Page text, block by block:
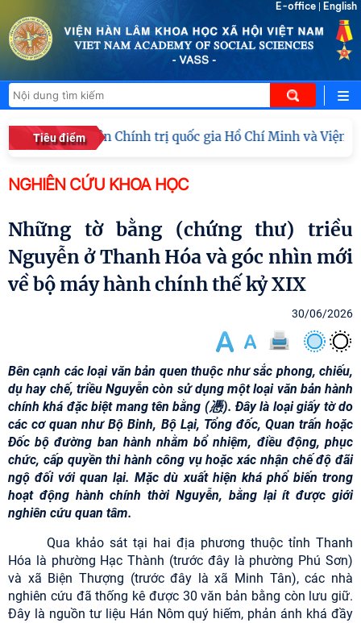
E-office English
Tiêu điểm
tác Học viện Chính trị quốc gia Hồ Chí Minh và Viện
NGHIÊN CỨU KHOA HỌC
Những tờ bằng (chứng thư) triều
Nguyễn ở Thanh Hóa và góc nhìn mới
về bộ máy hành chính thế kỷ XIX
30/06/2026
Bên cạnh các loại văn bản quen thuộc như sắc phong, chiếu,
dụ hay chế, triều Nguyễn còn sử dụng một loại văn bản hành
chính khá đặc biệt mang tên bằng (憑). Đây là loại giấy tờ do
các cơ quan như Bộ Binh, Bộ Lại, Tổng đốc, Quan trấn hoặc
Đốc bộ đường ban hành nhằm bổ nhiệm, điều động, phục
chức, cấp quyền thi hành công vụ hoặc xác nhận chế độ đãi
ngộ đối với quan lại. Mặc dù xuất hiện khá phổ biến trong
hoạt động hành chính thời Nguyễn, bằng lại ít được giới
nghiên cứu quan tâm.
Qua khảo sát tại hai địa phương thuộc tỉnh Thanh
Hóa là phường Hạc Thành (trước đây là phường Phú Sơn)
và xã Biện Thượng (trước đây là xã Minh Tân), các nhà
nghiên cứu đã thống kê được 30 văn bản bằng còn lưu giữ.
Đây là nguồn tư liệu Hán Nôm quý hiếm, phản ánh khá đầy